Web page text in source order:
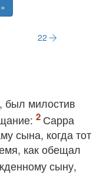
»
22
был милостив
Сарра
сына, когда тот
как обещал
сыну,